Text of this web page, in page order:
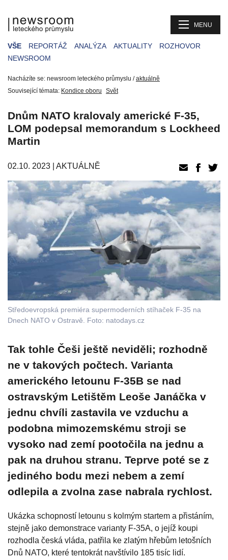
MENU
VŠE REPORTÁŽ ANALÝZA AKTUALITY
ROZHOVOR
NEWSROOM
Nacházíte se: newsroom leteckého průmyslu /aktuálně
Související témata: Kondice oboru Svět
Dnům NATO kralovaly americké F-35,
LOM podepsal memorandum s Lockheed
Martin
02.10. 2023 | AKTUÁLNĚ
Středoevropská premiéra supermoderních stíhaček F-35 na
Dnech NATO v Ostravě. Foto: natodays.cz
Tak tohle Češi ještě neviděli; rozhodně
ne v takových počtech. Varianta
amerického letounu F-35B se nad
ostravským Letištěm Leoše Janáčka v
jednu chvíli zastavila ve vzduchu a
podobna mimozemskému stroji se
vysoko nad zemí pootočila na jednu a
pak na druhou stranu. Teprve poté se z
jediného bodu mezi nebem a zemí
odlepila a zvolna zase nabrala rychlost.
Ukázka schopností letounu s kolmým startem a přistáním,
stejně jako demonstrace varianty F-35A, o jejíž koupi
rozhodla česká vláda, patřila ke zlatým hřebům letošních
Dnů NATO, které tentokrát navštívilo 185 tisíc lidí.